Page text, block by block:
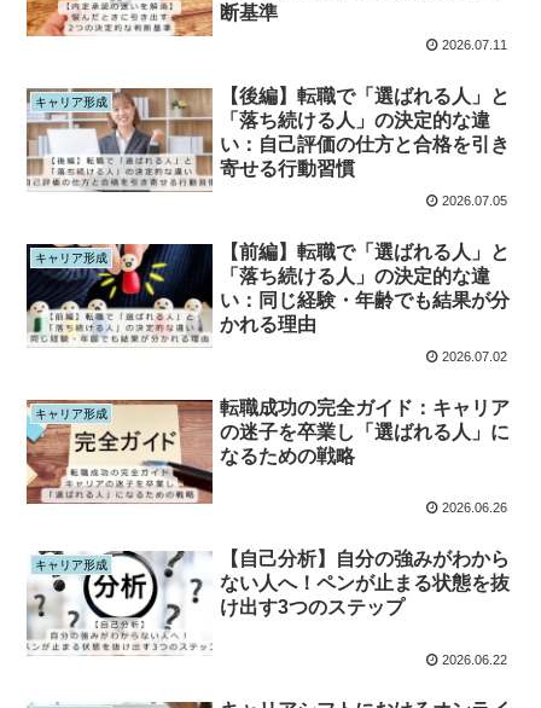
断基準
2026.07.11
キャリア形成
【後編】転職で「選ばれる人」と
「落ち続ける人」の決定的な違
い：自己評価の仕方と合格を引き
寄せる行動習慣
2026.07.05
キャリア形成
【前編】転職で「選ばれる人」と
「落ち続ける人」の決定的な違
い：同じ経験・年齢でも結果が分
かれる理由
2026.07.02
キャリア形成
転職成功の完全ガイド：キャリア
の迷子を卒業し「選ばれる人」に
なるための戦略
2026.06.26
キャリア形成
【自己分析】自分の強みがわから
ない人へ！ペンが止まる状態を抜
け出す3つのステップ
2026.06.22